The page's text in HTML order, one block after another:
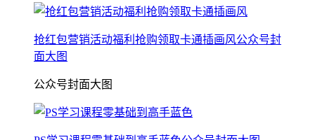
抢红包营销活动福利抢购领取卡通插画风公众号封
面大图
公众号封面大图